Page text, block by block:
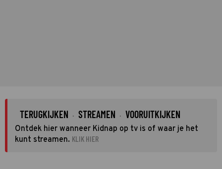
TERUGKIJKEN · STREAMEN · VOORUITKIJKEN
Ontdek hier wanneer Kidnap op tv is of waar je het
kunt streamen. KLIK HIER